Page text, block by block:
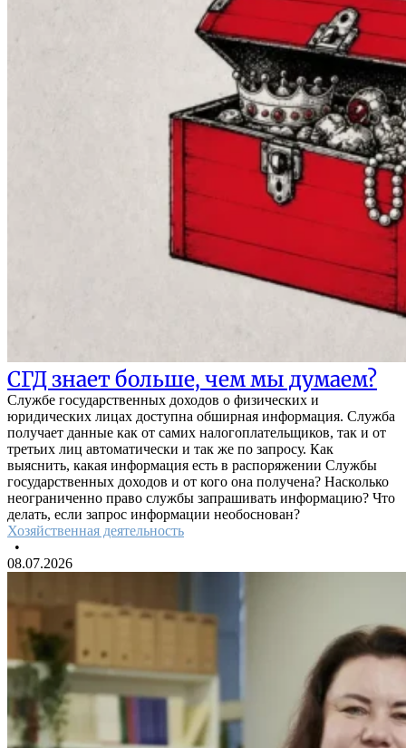
СГД знает больше, чем мы думаем?
Службе государственных доходов о физических и
юридических лицах доступна обширная информация. Служба
получает данные как от самих налогоплательщиков, так и от
третьих лиц автоматически и так же по запросу. Как
выяснить, какая информация есть в распоряжении Службы
государственных доходов и от кого она получена? Насколько
неограниченно право службы запрашивать информацию? Что
делать, если запрос информации необоснован?
Хозяйственная деятельность
•
08.07.2026